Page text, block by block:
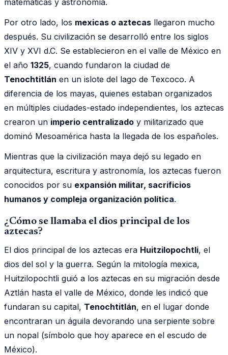
Por otro lado, los mexicas o aztecas llegaron mucho
después. Su civilización se desarrolló entre los siglos
XIV y XVI d.C. Se establecieron en el valle de México en
el año 1325, cuando fundaron la ciudad de
Tenochtitlán en un islote del lago de Texcoco. A
diferencia de los mayas, quienes estaban organizados
en múltiples ciudades-estado independientes, los aztecas
crearon un imperio centralizado y militarizado que
dominó Mesoamérica hasta la llegada de los españoles.
Mientras que la civilización maya dejó su legado en
arquitectura, escritura y astronomía, los aztecas fueron
conocidos por su expansión militar, sacrificios
humanos y compleja organización política.
¿Cómo se llamaba el dios principal de los
aztecas?
El dios principal de los aztecas era Huitzilopochtli, el
dios del sol y la guerra. Según la mitología mexica,
Huitzilopochtli guió a los aztecas en su migración desde
Aztlán hasta el valle de México, donde les indicó que
fundaran su capital, Tenochtitlán, en el lugar donde
encontraran un águila devorando una serpiente sobre
un nopal (símbolo que hoy aparece en el escudo de
México).